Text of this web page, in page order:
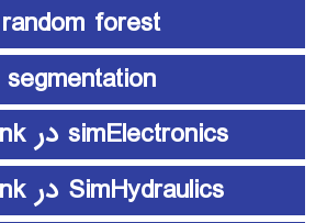
random forest
segmentation
simElectronics در Simulink
SimHydraulics در simulink